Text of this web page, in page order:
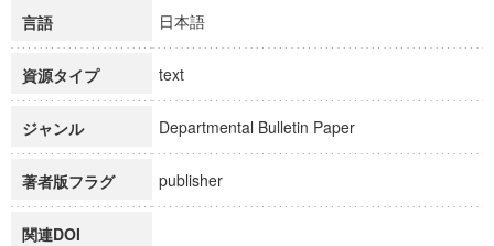
言語 日本語
資源タイプ text
ジャンル Departmental Bulletin Paper
著者版フラグ publisher
関連DOI